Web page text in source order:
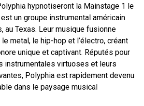
hypnotiseront la Mainstage 1 le
un groupe instrumental américain
au Texas. Leur musique fusionne
metal, le hip-hop et l’électro, créant
unique et captivant. Réputés pour
instrumentales virtuoses et leurs
Polyphia est rapidement devenu
dans le paysage musical